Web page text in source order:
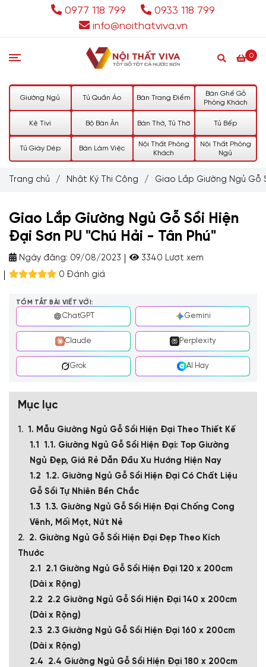
0977 118 799
0933 118 799
info@noithatviva.vn
0
Giường Ngủ Tủ Quần Áo Bàn Trang Điểm
Bàn Ghế Gỗ
Phòng Khách
Kệ Tivi Bộ Bàn Ăn Bàn Thờ, Tủ Thờ Tủ Bếp
Tủ Giày Dép Bàn Làm Việc
Nội Thất Phòng
Khách
Nội Thất Phòng
Ngủ
Trang chủ / Nhật Ký Thi Công / Giao Lắp Giường Ngủ Gỗ
Giao Lắp Giường Ngủ Gỗ Sồi Hiện
Đại Sơn PU "Chú Hải - Tân Phú"
Ngày đăng: 09/08/2023
3340 Lượt xem
0 Đánh giá
TÓM TẮT BÀI VIẾT VỚI:
ChatGPT Gemini
Claude Perplexity
Grok AI Hay
Mục lục
1. Mẫu Giường Ngủ Gỗ Sồi Hiện Đại Theo Thiết Kế
1.1. Giường Ngủ Gỗ Sồi Hiện Đại: Top Giường
Ngủ Đẹp, Giá Rẻ Dẫn Đầu Xu Hướng Hiện Nay
1.2. Giường Ngủ Gỗ Sồi Hiện Đại Có Chất Liệu
Gỗ Sồi Tự Nhiên Bền Chắc
1.3. Giường Ngủ Gỗ Sồi Hiện Đại Chống Cong
Vênh, Mối Mọt, Nứt Nẻ
2. Giường Ngủ Gỗ Sồi Hiện Đại Đẹp Theo Kích
Thước
2.1 Giường Ngủ Gỗ Sồi Hiện Đại 120 x 200cm
(Dài x Rộng)
2.2 Giường Ngủ Gỗ Sồi Hiện Đại 140 x 200cm
(Dài x Rộng)
2.3 Giường Ngủ Gỗ Sồi Hiện Đại 160 x 200cm
(Dài x Rộng)
2.4 Giường Ngủ Gỗ Sồi Hiện Đại 180 x 200cm